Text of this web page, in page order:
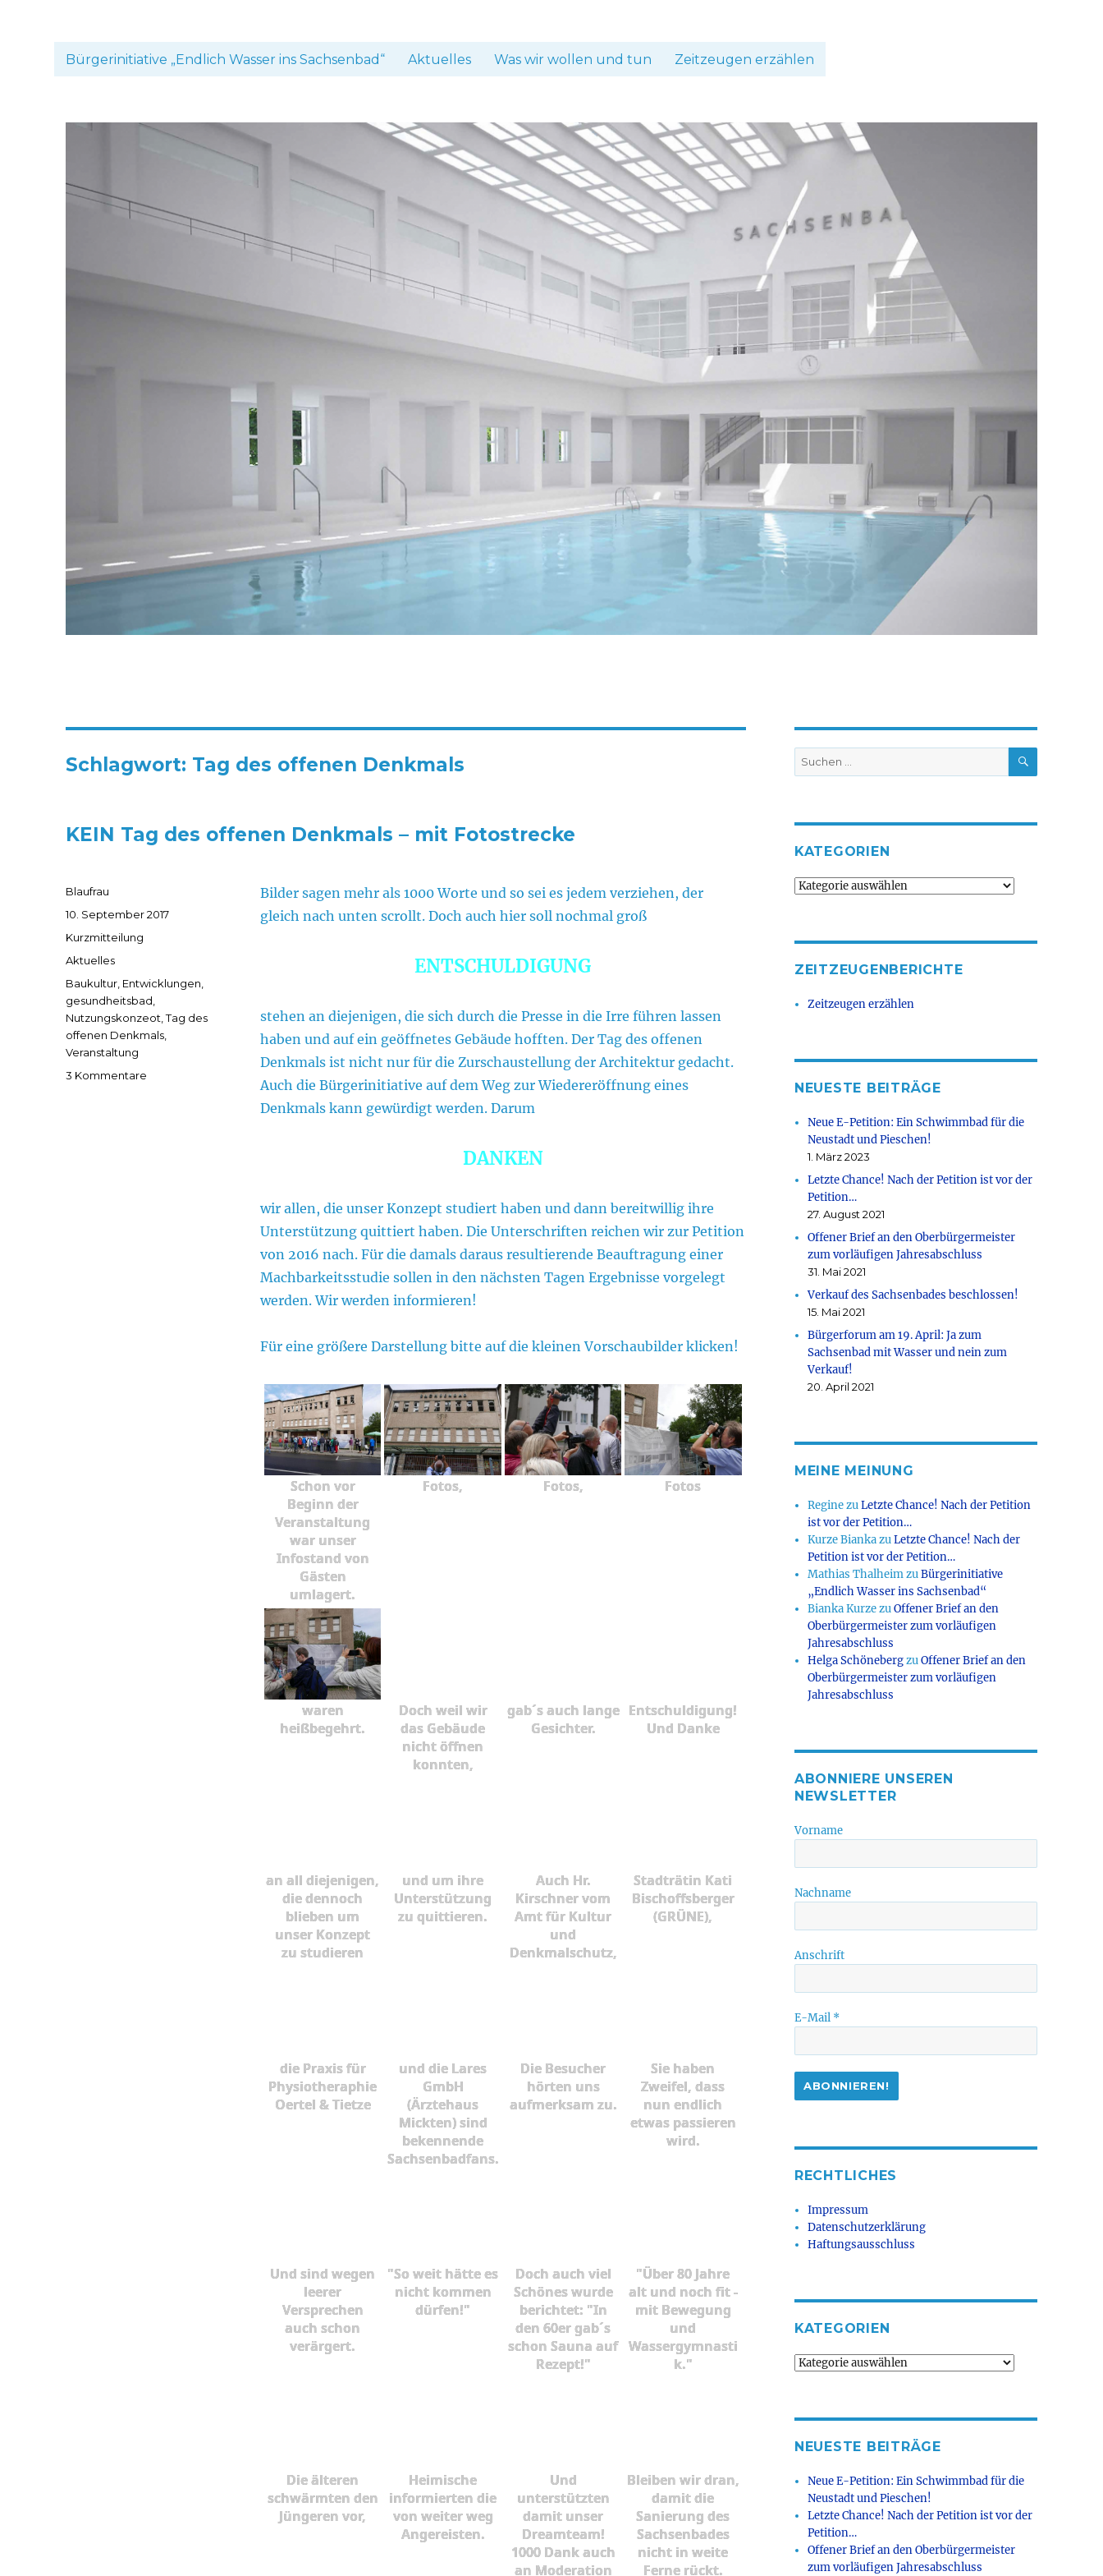
Bürgerinitiative „Endlich Wasser ins Sachsenbad“ Aktuelles Was wir wollen und tun Zeitzeugen erzählen
Schlagwort: Tag des offenen Denkmals
KEIN Tag des offenen Denkmals – mit Fotostrecke
Bilder sagen mehr als 1000 Worte und so sei es jedem verziehen, der
gleich nach unten scrollt. Doch auch hier soll nochmal groß
ENTSCHULDIGUNG
stehen an diejenigen, die sich durch die Presse in die Irre führen lassen
haben und auf ein geöffnetes Gebäude hofften. Der Tag des offenen
Denkmals ist nicht nur für die Zurschaustellung der Architektur gedacht.
Auch die Bürgerinitiative auf dem Weg zur Wiedereröffnung eines
Denkmals kann gewürdigt werden. Darum
DANKEN
wir allen, die unser Konzept studiert haben und dann bereitwillig ihre
Unterstützung quittiert haben. Die Unterschriften reichen wir zur Petition
von 2016 nach. Für die damals daraus resultierende Beauftragung einer
Machbarkeitsstudie sollen in den nächsten Tagen Ergebnisse vorgelegt
werden. Wir werden informieren!
Für eine größere Darstellung bitte auf die kleinen Vorschaubilder klicken!
Schon vor
Beginn der
Veranstaltung
war unser
Infostand von
Gästen
umlagert.
Fotos, Fotos, Fotos
waren
heißbegehrt.
Doch weil wir
das Gebäude
nicht öffnen
konnten,
gab´s auch lange
Gesichter.
Entschuldigung!
Und Danke
an all diejenigen,
die dennoch
blieben um
unser Konzept
zu studieren
und um ihre
Unterstützung
zu quittieren.
Auch Hr.
Kirschner vom
Amt für Kultur
und
Denkmalschutz,
Stadträtin Kati
Bischoffsberger
(GRÜNE),
die Praxis für
Physiotheraphie
Oertel & Tietze
und die Lares
GmbH
(Ärztehaus
Mickten) sind
bekennende
Sachsenbadfans.
Die Besucher
hörten uns
aufmerksam zu.
Sie haben
Zweifel, dass
nun endlich
etwas passieren
wird.
Und sind wegen
leerer
Versprechen
auch schon
verärgert.
"So weit hätte es
nicht kommen
dürfen!"
Doch auch viel
Schönes wurde
berichtet: "In
den 60er gab´s
schon Sauna auf
Rezept!"
"Über 80 Jahre
alt und noch fit -
mit Bewegung
und
Wassergymnasti
k."
Die älteren
schwärmten den
Jüngeren vor,
Heimische
informierten die
von weiter weg
Angereisten.
Und
unterstützten
damit unser
Dreamteam!
1000 Dank auch
an Moderation
Bleiben wir dran,
damit die
Sanierung des
Sachsenbades
nicht in weite
Ferne rückt.
Autor
Blaufrau
Veröffentlicht
am
10. September 2017
Format
Kurzmitteilung
Kategorien
Aktuelles
Schlagwörter
Baukultur, Entwicklungen,
gesundheitsbad,
Nutzungskonzeot,Tag des
offenen Denkmals,
Veranstaltung
3 Kommentare
Suche
nach:
SUCHEN
KATEGORIEN
Kategorien
ZEITZEUGENBERICHTE
Zeitzeugen erzählen
NEUESTE BEITRÄGE
Neue E-Petition: Ein Schwimmbad für die
Neustadt und Pieschen!
1. März 2023
Letzte Chance! Nach der Petition ist vor der
Petition…
27. August 2021
Offener Brief an den Oberbürgermeister
zum vorläufigen Jahresabschluss
31. Mai 2021
Verkauf des Sachsenbades beschlossen!
15. Mai 2021
Bürgerforum am 19. April: Ja zum
Sachsenbad mit Wasser und nein zum
Verkauf!
20. April 2021
MEINE MEINUNG
ReginezuLetzte Chance! Nach der Petition
ist vor der Petition…
Kurze BiankazuLetzte Chance! Nach der
Petition ist vor der Petition…
Mathias ThalheimzuBürgerinitiative
„Endlich Wasser ins Sachsenbad“
Bianka KurzezuOffener Brief an den
Oberbürgermeister zum vorläufigen
Jahresabschluss
Helga SchönebergzuOffener Brief an den
Oberbürgermeister zum vorläufigen
Jahresabschluss
ABONNIERE UNSEREN
NEWSLETTER
Vorname
Nachname
Anschrift
E-Mail *
RECHTLICHES
Impressum
Datenschutzerklärung
Haftungsausschluss
KATEGORIEN
Kategorien
NEUESTE BEITRÄGE
Neue E-Petition: Ein Schwimmbad für die
Neustadt und Pieschen!
Letzte Chance! Nach der Petition ist vor der
Petition…
Offener Brief an den Oberbürgermeister
zum vorläufigen Jahresabschluss